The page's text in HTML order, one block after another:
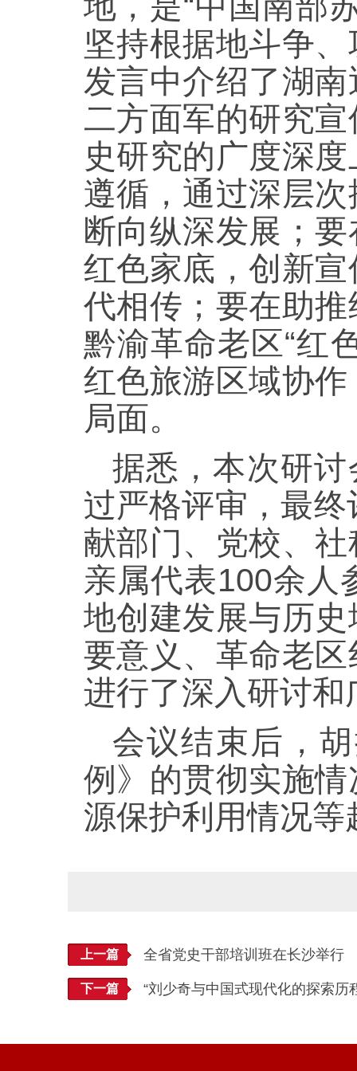
坚持根据地斗争
发言中介绍了湖
二方面军的研究
史研究的广度深
遵循，通过深层
断向纵深发展；
红色家底，创新
代相传；要在助
黔渝革命老区“红
红色旅游区域协
局面。
据悉，本次研
过严格评审，最
献部门、党校、
亲属代表100余人
地创建发展与历
要意义、革命老
进行了深入研讨和
会议结束后，
例》的贯彻实施
源保护利用情况
上一篇 全省党史干部培训班在长沙举行
下一篇 “刘少奇与中国式现代化的探索历